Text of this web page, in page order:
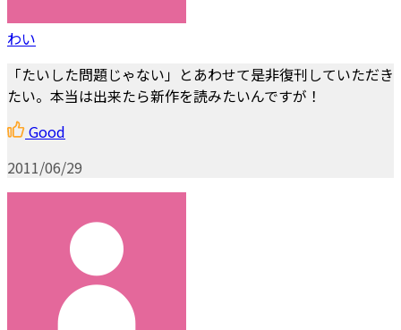
わい
「たいした問題じゃない」とあわせて是非復刊していただき
たい。本当は出来たら新作を読みたいんですが！
Good
2011/06/29